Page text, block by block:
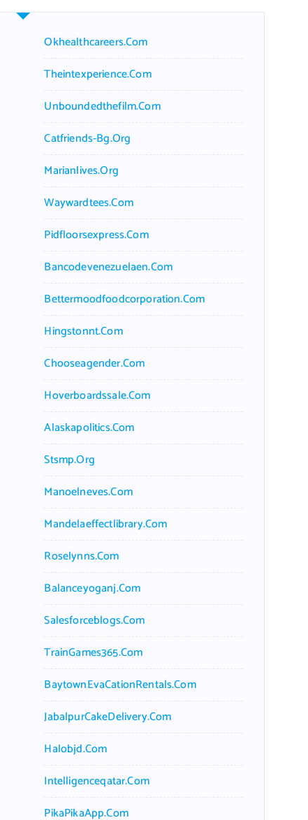
Okhealthcareers.com
Theintexperience.com
Unboundedthefilm.com
Catfriends-Bg.org
Marianlives.org
Waywardtees.com
Pidfloorsexpress.com
Bancodevenezuelaen.com
Bettermoodfoodcorporation.com
Hingstonnt.com
Chooseagender.com
Hoverboardssale.com
Alaskapolitics.com
Stsmp.org
Manoelneves.com
Mandelaeffectlibrary.com
Roselynns.com
Balanceyoganj.com
Salesforceblogs.com
TrainGames365.com
BaytownEvaCationRentals.com
JabalpurCakeDelivery.com
Halobjd.com
Intelligenceqatar.com
PikaPikaApp.com